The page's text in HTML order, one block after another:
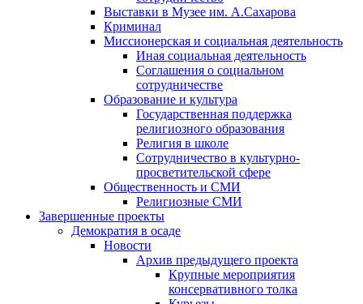
Выставки в Музее им. А.Сахарова
Криминал
Миссионерская и социальная деятельность
Иная социальная деятельность
Соглашения о социальном
сотрудничестве
Образование и культура
Государственная поддержка
религиозного образования
Религия в школе
Сотрудничество в культурно-
просветительской сфере
Общественность и СМИ
Религиозные СМИ
Завершенные проекты
Демократия в осаде
Новости
Архив предыдущего проекта
Крупные мероприятия
консервативного толка